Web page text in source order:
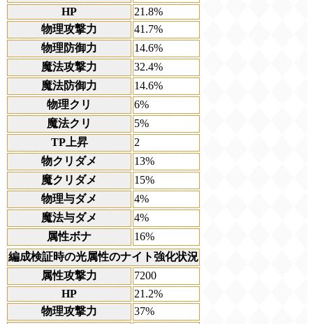
HP
21.8%
物理攻撃力
41.7%
物理防御力
14.6%
魔法攻撃力
32.4%
魔法防御力
14.6%
物理クリ
6%
魔法クリ
5%
TP上昇
2
物クリダメ
13%
魔クリダメ
15%
物理与ダメ
4%
魔法与ダメ
4%
属性ボナ
16%
編成検証時の光属性のナイト強化状況
属性攻撃力
7200
HP
21.2%
物理攻撃力
37%